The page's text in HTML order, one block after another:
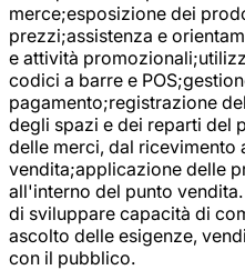
merce;esposizione dei
prezzi;assistenza e
e attività
codici a barre e
pagamento;registrazione
degli spazi e dei reparti del
delle merci, dal ricevimento
vendita;applicazione delle
all'interno del punto
di sviluppare capacità di
ascolto delle esigenze,
con il pubblico.